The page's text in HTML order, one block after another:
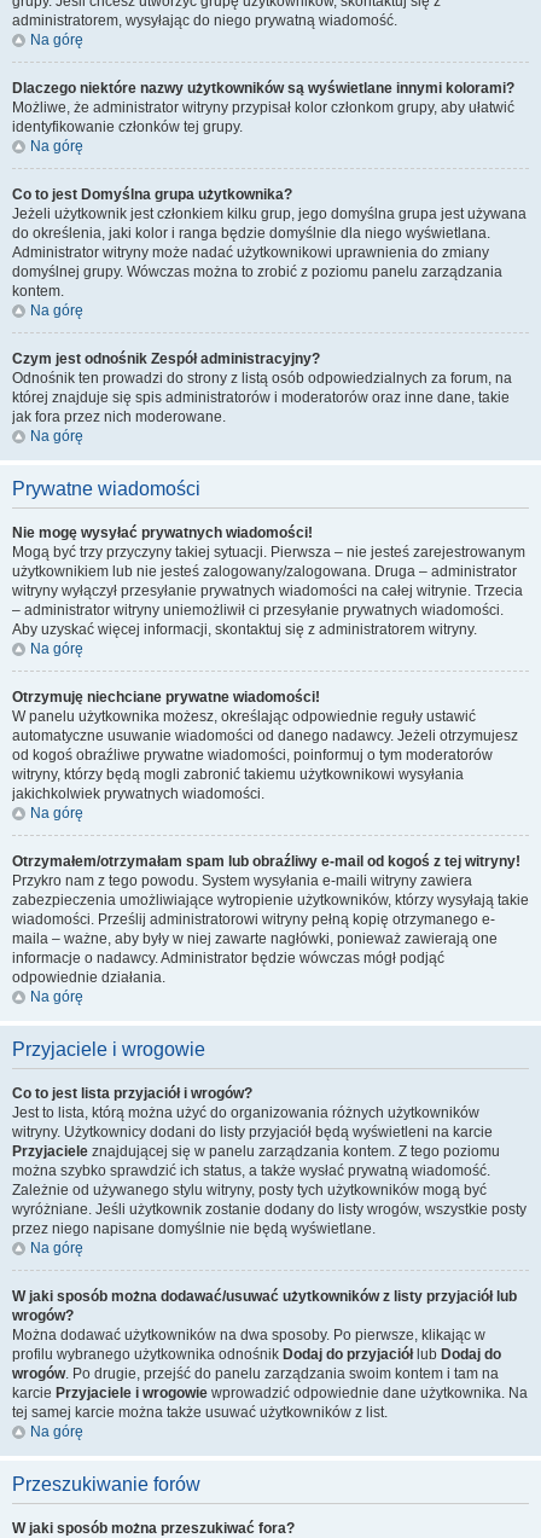
administratorem, wysyłając do niego prywatną wiadomość.
Na górę
Dlaczego niektóre nazwy użytkowników są wyświetlane innymi kolorami?
Możliwe, że administrator witryny przypisał kolor członkom grupy, aby ułatwić
identyfikowanie członków tej grupy.
Na górę
Co to jest Domyślna grupa użytkownika?
Jeżeli użytkownik jest członkiem kilku grup, jego domyślna grupa jest używana
do określenia, jaki kolor i ranga będzie domyślnie dla niego wyświetlana.
Administrator witryny może nadać użytkownikowi uprawnienia do zmiany
domyślnej grupy. Wówczas można to zrobić z poziomu panelu zarządzania
kontem.
Na górę
Czym jest odnośnik Zespół administracyjny?
Odnośnik ten prowadzi do strony z listą osób odpowiedzialnych za forum, na
której znajduje się spis administratorów i moderatorów oraz inne dane, takie
jak fora przez nich moderowane.
Na górę
Prywatne wiadomości
Nie mogę wysyłać prywatnych wiadomości!
Mogą być trzy przyczyny takiej sytuacji. Pierwsza – nie jesteś zarejestrowanym
użytkownikiem lub nie jesteś zalogowany/zalogowana. Druga – administrator
witryny wyłączył przesyłanie prywatnych wiadomości na całej witrynie. Trzecia
– administrator witryny uniemożliwił ci przesyłanie prywatnych wiadomości.
Aby uzyskać więcej informacji, skontaktuj się z administratorem witryny.
Na górę
Otrzymuję niechciane prywatne wiadomości!
W panelu użytkownika możesz, określając odpowiednie reguły ustawić
automatyczne usuwanie wiadomości od danego nadawcy. Jeżeli otrzymujesz
od kogoś obraźliwe prywatne wiadomości, poinformuj o tym moderatorów
witryny, którzy będą mogli zabronić takiemu użytkownikowi wysyłania
jakichkolwiek prywatnych wiadomości.
Na górę
Otrzymałem/otrzymałam spam lub obraźliwy e-mail od kogoś z tej witryny!
Przykro nam z tego powodu. System wysyłania e-maili witryny zawiera
zabezpieczenia umożliwiające wytropienie użytkowników, którzy wysyłają takie
wiadomości. Prześlij administratorowi witryny pełną kopię otrzymanego e-
maila – ważne, aby były w niej zawarte nagłówki, ponieważ zawierają one
informacje o nadawcy. Administrator będzie wówczas mógł podjąć
odpowiednie działania.
Na górę
Przyjaciele i wrogowie
Co to jest lista przyjaciół i wrogów?
Jest to lista, którą można użyć do organizowania różnych użytkowników
witryny. Użytkownicy dodani do listy przyjaciół będą wyświetleni na karcie
Przyjaciele znajdującej się w panelu zarządzania kontem. Z tego poziomu
można szybko sprawdzić ich status, a także wysłać prywatną wiadomość.
Zależnie od używanego stylu witryny, posty tych użytkowników mogą być
wyróżniane. Jeśli użytkownik zostanie dodany do listy wrogów, wszystkie posty
przez niego napisane domyślnie nie będą wyświetlane.
Na górę
W jaki sposób można dodawać/usuwać użytkowników z listy przyjaciół lub
wrogów?
Można dodawać użytkowników na dwa sposoby. Po pierwsze, klikając w
profilu wybranego użytkownika odnośnik Dodaj do przyjaciółlub Dodaj do
wrogów. Po drugie, przejść do panelu zarządzania swoim kontem i tam na
karcie Przyjaciele i wrogowie wprowadzić odpowiednie dane użytkownika. Na
tej samej karcie można także usuwać użytkowników z list.
Na górę
Przeszukiwanie forów
W jaki sposób można przeszukiwać fora?